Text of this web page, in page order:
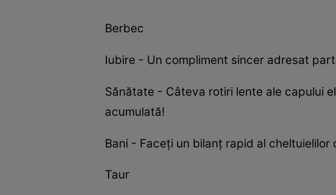
Berbec
Iubire - Un compliment sincer adresat
Sănătate - Câteva rotiri lente ale capului
acumulată!
Bani - Faceți un bilanț rapid al
Taur